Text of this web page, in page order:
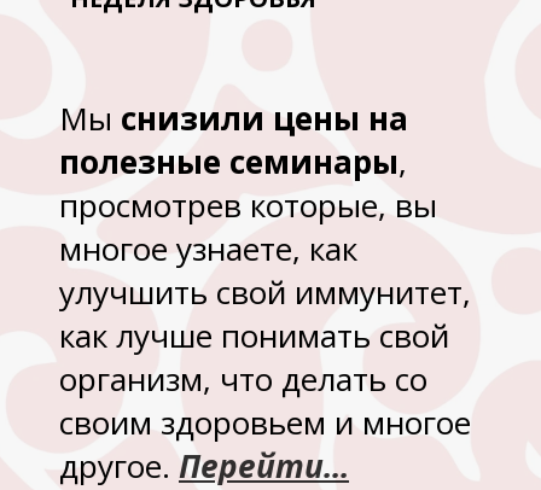
Мы снизили цены на
полезные семинары,
просмотрев которые, вы
многое узнаете, как
улучшить свой иммунитет,
как лучше понимать свой
организм, что делать со
своим здоровьем и многое
другое. Перейти...